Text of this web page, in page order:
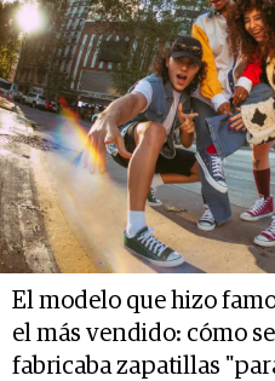
El modelo que hizo
el más vendido: cómo
fabricaba zapatillas